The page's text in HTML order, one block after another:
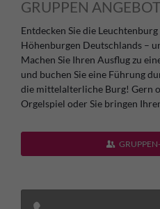
GRUPPEN
Entdecken Sie die
Höhenburgen Deutschlands –
Machen Sie Ihren Ausflug zu
und buchen Sie eine Führung
die mittelalterliche Burg! Gern
Orgelspiel oder Sie bringen